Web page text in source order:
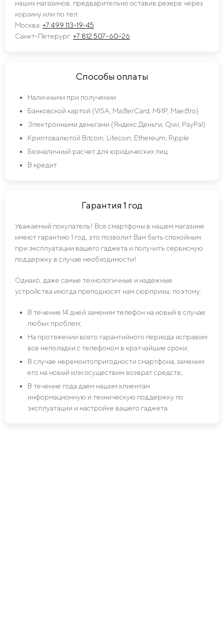
наших магазинов, предварительно оставив резерв через
корзину или по тел:
Москва: +7 499 113-19-45
Санкт-Петерург: +7 812 507-60-26
Способы оплаты
Наличными при получении
Банковской картой (VISA, MasterCard, МИР, Maestro)
Электронными деньгами (Яндекс Деньги, Qiwi, PayPal)
Криптовалютой Bitcoin, Litecoin, Ethereum, Ripple
Безналичный расчет для юридических лиц
В кредит
Гарантия 1 год
Уважаемый покупатель! Все смартфоны в нашем магазине
имеют гарантию 1 год, это позволит Вам быть спокойным
при эксплуатации вашего гаджета и получить сервисную
поддержку в случае необходимости!
Однако, даже самые технологичные и надежные
устройства иногда преподносят нам сюрпризы, поэтому:
В течение 14 дней заменим телефон на новый в случае
любых проблем;
На протяжении всего гарантийного периода исправим
все неполадки с телефоном в кратчайшие сроки;
В случае неремонтопригодности смартфона, заменим
его на новый или осуществим возврат средств;
В течение года даем нашим клиентам
информационную и техническую поддержку по
эксплуатации и настройке вашего гаджета.